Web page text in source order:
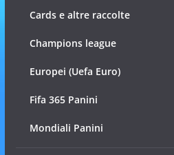
Cards e altre raccolte
Champions league
Europei (Uefa Euro)
Fifa 365 Panini
Mondiali Panini